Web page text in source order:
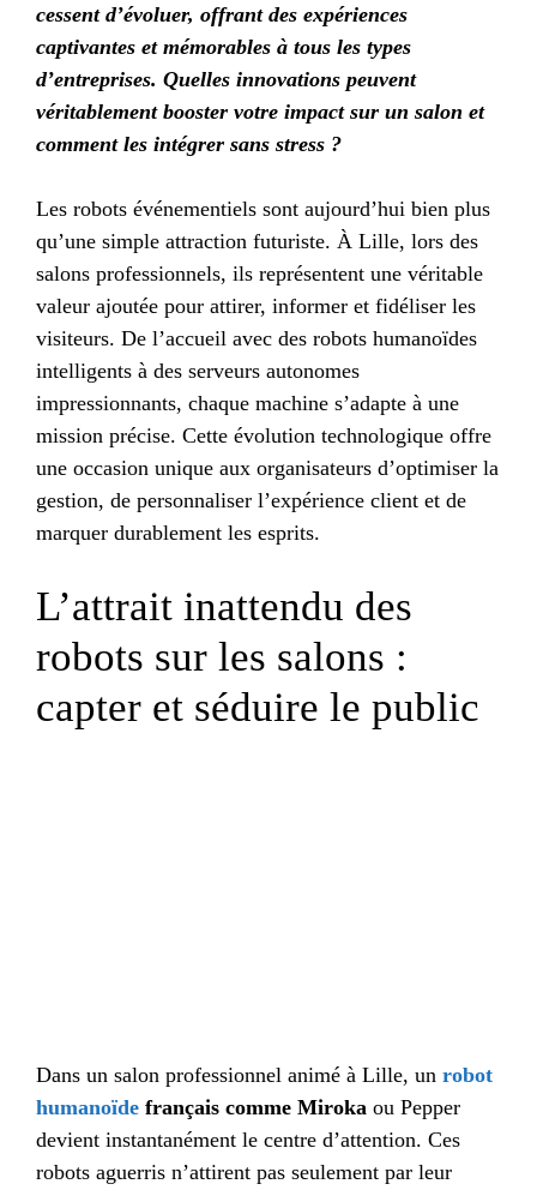
cessent d’évoluer, offrant des expériences
captivantes et mémorables à tous les types
d’entreprises. Quelles innovations peuvent
véritablement booster votre impact sur un salon et
comment les intégrer sans stress ?
Les robots événementiels sont aujourd’hui bien plus
qu’une simple attraction futuriste. À Lille, lors des
salons professionnels, ils représentent une véritable
valeur ajoutée pour attirer, informer et fidéliser les
visiteurs. De l’accueil avec des robots humanoïdes
intelligents à des serveurs autonomes
impressionnants, chaque machine s’adapte à une
mission précise. Cette évolution technologique offre
une occasion unique aux organisateurs d’optimiser la
gestion, de personnaliser l’expérience client et de
marquer durablement les esprits.
L’attrait inattendu des
robots sur les salons :
capter et séduire le public
Dans un salon professionnel animé à Lille, un robot
humanoïde français comme Miroka ou Pepper
devient instantanément le centre d’attention. Ces
robots aguerris n’attirent pas seulement par leur